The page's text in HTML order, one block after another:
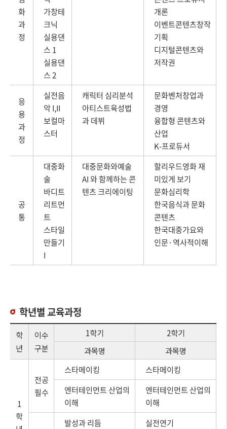
화
과
정
가창테
크닉
실용댄
스 1
실용댄
스 2
개론
이벤트콘텐츠창작
기획
디지털콘텐츠와
저작권
응
용
과
정
실전음
악 I,II
보컬마
스터
캐릭터 심리분석
아티스트육성법
과 데뷔
문화벤처창업과
경영
융합형 콘텐츠와
산업
K-프로듀서
공
통
대중화
술
바디트
리트먼
트
스타일
만들기
I
대중문화와예술
AI 와 함께하는 콘
텐츠 크리에이팅
할리우드영화 재
미있게 보기
문화심리학
한국음식과 문화
콘텐츠
한국대중가요와
인문·역사적이해
학년별 교육과정
학
년
이수
구분
1학기
2학기
과목명
과목명
1
학
전공
필수
스타메이킹
스타메이킹
엔터테인먼트 산업의
이해
엔터테인먼트 산업의
이해
발성과 리듬
실전연기